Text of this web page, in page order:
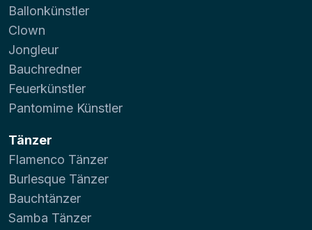
Ballonkünstler
Clown
Jongleur
Bauchredner
Feuerkünstler
Pantomime Künstler
Tänzer
Flamenco Tänzer
Burlesque Tänzer
Bauchtänzer
Samba Tänzer